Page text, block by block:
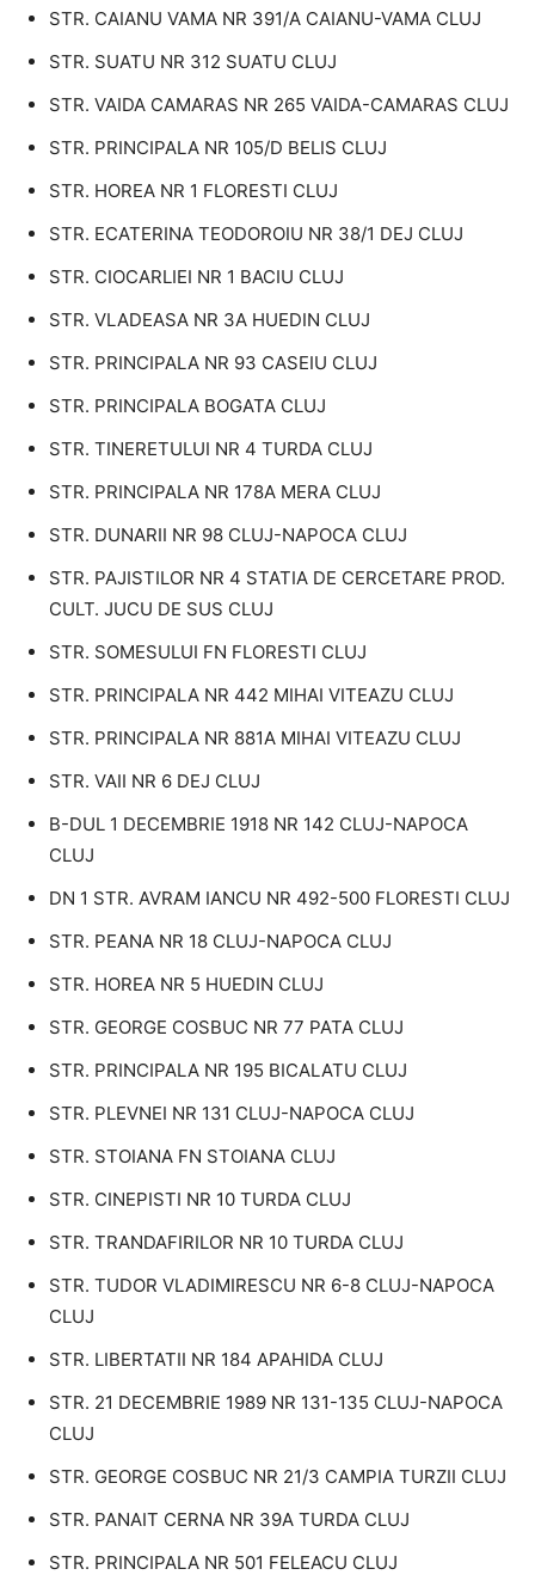
STR. CAIANU VAMA NR 391/A CAIANU-VAMA CLUJ
STR. SUATU NR 312 SUATU CLUJ
STR. VAIDA CAMARAS NR 265 VAIDA-CAMARAS CLUJ
STR. PRINCIPALA NR 105/D BELIS CLUJ
STR. HOREA NR 1 FLORESTI CLUJ
STR. ECATERINA TEODOROIU NR 38/1 DEJ CLUJ
STR. CIOCARLIEI NR 1 BACIU CLUJ
STR. VLADEASA NR 3A HUEDIN CLUJ
STR. PRINCIPALA NR 93 CASEIU CLUJ
STR. PRINCIPALA BOGATA CLUJ
STR. TINERETULUI NR 4 TURDA CLUJ
STR. PRINCIPALA NR 178A MERA CLUJ
STR. DUNARII NR 98 CLUJ-NAPOCA CLUJ
STR. PAJISTILOR NR 4 STATIA DE CERCETARE PROD.
CULT. JUCU DE SUS CLUJ
STR. SOMESULUI FN FLORESTI CLUJ
STR. PRINCIPALA NR 442 MIHAI VITEAZU CLUJ
STR. PRINCIPALA NR 881A MIHAI VITEAZU CLUJ
STR. VAII NR 6 DEJ CLUJ
B-DUL 1 DECEMBRIE 1918 NR 142 CLUJ-NAPOCA
CLUJ
DN 1 STR. AVRAM IANCU NR 492-500 FLORESTI CLUJ
STR. PEANA NR 18 CLUJ-NAPOCA CLUJ
STR. HOREA NR 5 HUEDIN CLUJ
STR. GEORGE COSBUC NR 77 PATA CLUJ
STR. PRINCIPALA NR 195 BICALATU CLUJ
STR. PLEVNEI NR 131 CLUJ-NAPOCA CLUJ
STR. STOIANA FN STOIANA CLUJ
STR. CINEPISTI NR 10 TURDA CLUJ
STR. TRANDAFIRILOR NR 10 TURDA CLUJ
STR. TUDOR VLADIMIRESCU NR 6-8 CLUJ-NAPOCA
CLUJ
STR. LIBERTATII NR 184 APAHIDA CLUJ
STR. 21 DECEMBRIE 1989 NR 131-135 CLUJ-NAPOCA
CLUJ
STR. GEORGE COSBUC NR 21/3 CAMPIA TURZII CLUJ
STR. PANAIT CERNA NR 39A TURDA CLUJ
STR. PRINCIPALA NR 501 FELEACU CLUJ